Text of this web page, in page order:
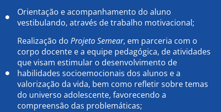
Orientação e acompanhamento do aluno
vestibulando, através de trabalho motivacional;
Realização do Projeto Semear, em parceria com o
corpo docente e a equipe pedagógica, de atividades
que visam estimular o desenvolvimento de
habilidades socioemocionais dos alunos e a
valorização da vida, bem como refletir sobre temas
do universo adolescente, favorecendo a
compreensão das problemáticas;